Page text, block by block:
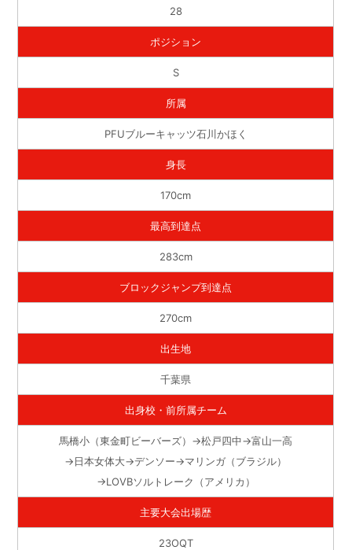
28
ポジション
S
所属
PFUブルーキャッツ石川かほく
身長
170cm
最高到達点
283cm
ブロックジャンプ到達点
270cm
出生地
千葉県
出身校・前所属チーム
馬橋小（東金町ビーバーズ）→松戸四中→富山一高
→日本女体大→デンソー→マリンガ（ブラジル）
→LOVBソルトレーク（アメリカ）
主要大会出場歴
23OQT